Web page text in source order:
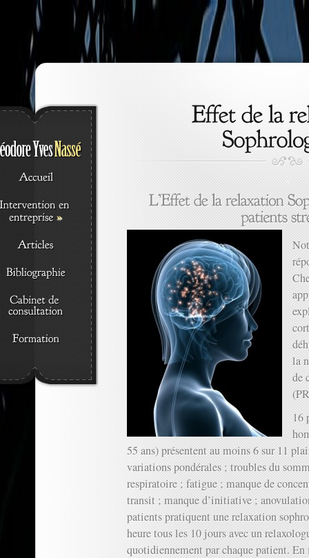
»
la
de
16
55 ans) présentent au moins 6 sur 11
variations pondérales ; troubles du
respiratoire ; fatigue ; manque de
transit ; manque d’initiative ;
patients pratiquent une relaxation
heure tous les 10 jours avec un
quotidiennement par chaque patient.